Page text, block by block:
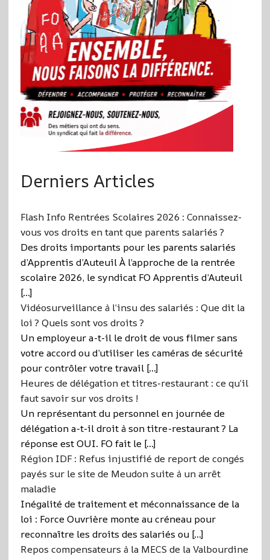
Derniers Articles
Flash Info Rentrées Scolaires 2026 : Connaissez-
vous vos droits en tant que parents salariés ?
Des droits importants pour les parents salariés
d’Apprentis d’Auteuil À l’approche de la rentrée
scolaire 2026, le syndicat FO Apprentis d’Auteuil
[…]
Vidéosurveillance à l’insu des salariés : Que dit la
loi ? Quels sont vos droits ?
Un employeur a-t-il le droit de vous filmer sans
votre accord ou d’utiliser les caméras de sécurité
pour contrôler votre travail […]
Heures de délégation et titres-restaurant : ce qu’il
faut savoir sur vos droits !
Un représentant du personnel en journée de
délégation a-t-il droit à son titre-restaurant ? La
réponse est OUI. FO fait le […]
Région IDF : Refus injustifié de report de congés
payés sur le site de Meudon suite à un arrêt
maladie
Inégalité de traitement et méconnaissance de la
loi : Force Ouvrière monte au créneau pour
reconnaître les droits des salariés ou […]
Repos compensateurs à la MECS de la Valbourdine